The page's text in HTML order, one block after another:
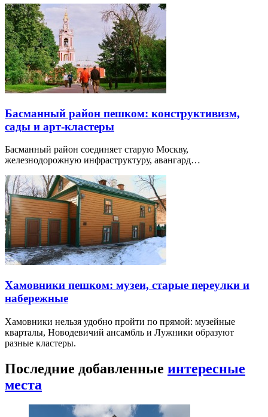
Для празднования дня рождения ребенка в Москве можно
найти множество интересных мест…
Пресня пешком: зоопарк, планетарий, авангард
и Москва-Сити
Пресня меняется от старых переулков и научных площадок
до модернистской архитектуры и Москва-Сити.
Басманный район пешком: конструктивизм,
сады и арт-кластеры
Басманный район соединяет старую Москву,
железнодорожную инфраструктуру, авангард…